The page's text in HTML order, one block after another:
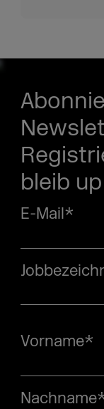
bleib
E-Mail*
Vorname*
Nachname